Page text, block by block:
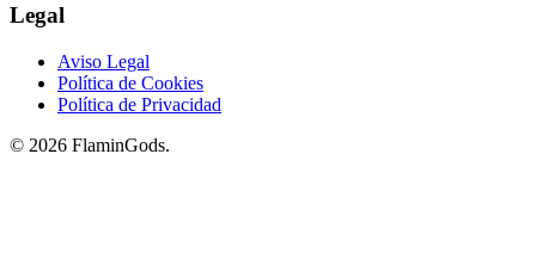
Legal
Aviso Legal
Política de Cookies
Política de Privacidad
© 2026 FlaminGods.